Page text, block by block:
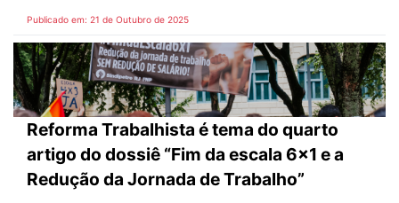
Publicado em: 21 de Outubro de 2025
Reforma Trabalhista é tema do quarto
artigo do dossiê “Fim da escala 6x1 e a
Redução da Jornada de Trabalho”